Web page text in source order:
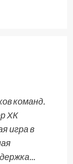
команд.
ХК
игра в